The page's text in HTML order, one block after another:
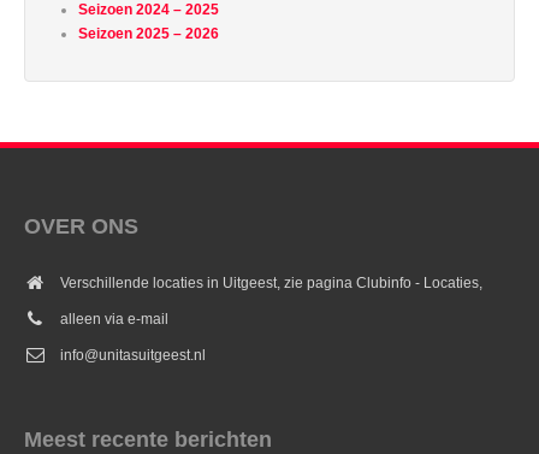
Seizoen 2024 – 2025
Seizoen 2025 – 2026
OVER ONS
Verschillende locaties in Uitgeest, zie pagina Clubinfo - Locaties,
alleen via e-mail
info@unitasuitgeest.nl
Meest recente berichten